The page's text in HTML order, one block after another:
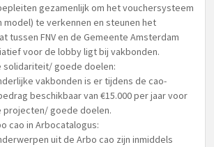
gezamenlijk om het vouchersysteem
model) te verkennen en steunen het
tussen FNV en de Gemeente Amsterdam
voor de lobby ligt bij vakbonden.
solidariteit/ goede doelen:
vakbonden is er tijdens de cao-
beschikbaar van €15.000 per jaar voor
projecten/ goede doelen.
cao in Arbocatalogus:
uit de Arbo cao zijn inmiddels